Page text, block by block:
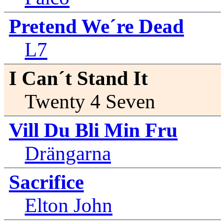
Pretend We´re Dead
L7
I Can´t Stand It
Twenty 4 Seven
Vill Du Bli Min Fru
Drängarna
Sacrifice
Elton John